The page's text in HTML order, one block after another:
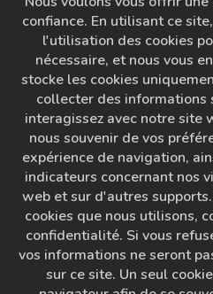
Formation prof de yoga
Ajoutez-nous à votre carnet
Le bon départ
SymbioBoard
Politique BaseCamp
A propos du Studio Diva Yoga
CGU & Politique de Confidentialité
Pour nous contacter
confiance. En utilisant ce
l'utilisation des cookies
nécessaire, et nous vous
stocke les cookies
collecter des informations
interagissez avec notre site
nous souvenir de vos
expérience de navigation,
indicateurs concernant nos
web et sur d'autres
cookies que nous utilisons,
confidentialité. Si vous
vos informations ne seront
sur ce site. Un seul